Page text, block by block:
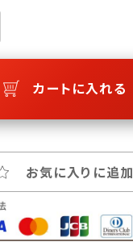
カートに入れる
お気に入りに追加